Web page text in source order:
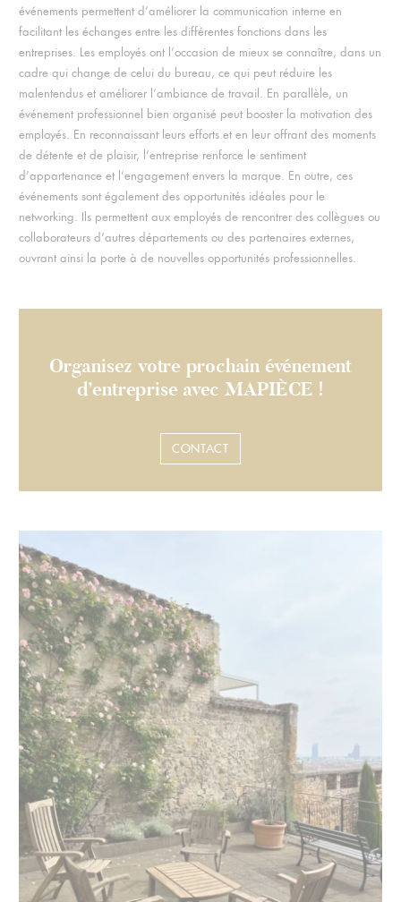
événements permettent d’améliorer la communication interne en
facilitant les échanges entre les différentes fonctions dans les
entreprises. Les employés ont l’occasion de mieux se connaître, dans un
cadre qui change de celui du bureau, ce qui peut réduire les
malentendus et améliorer l’ambiance de travail. En parallèle, un
événement professionnel bien organisé peut booster la motivation des
employés. En reconnaissant leurs efforts et en leur offrant des moments
de détente et de plaisir, l’entreprise renforce le sentiment
d’appartenance et l’engagement envers la marque. En outre, ces
événements sont également des opportunités idéales pour le
networking. Ils permettent aux employés de rencontrer des collègues ou
collaborateurs d’autres départements ou des partenaires externes,
ouvrant ainsi la porte à de nouvelles opportunités professionnelles.
Organisez votre prochain événement
d’entreprise avec MAPIÈCE !
CONTACT